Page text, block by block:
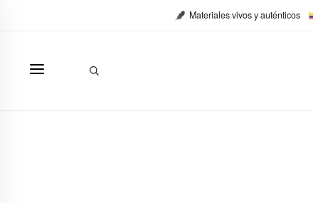
Materiales vivos y auténticos
Buscar